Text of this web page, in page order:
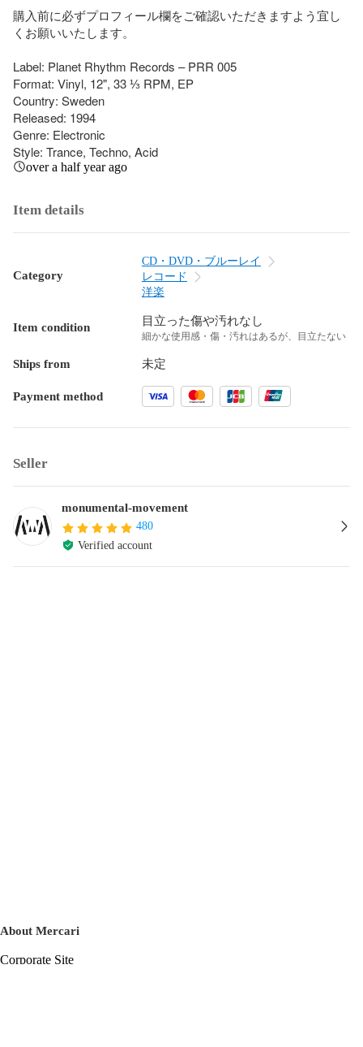
購入前に必ずプロフィール欄をご確認いただきますよう宜し
くお願いいたします。
Label: Planet Rhythm Records – PRR 005
Format: Vinyl, 12", 33 ⅓ RPM, EP
Country: Sweden
Released: 1994
Genre: Electronic
Style: Trance, Techno, Acid
over a half year ago
Item details
Category
CD・DVD・ブルーレイ
レコード
洋楽
Item condition 目立った傷や汚れなし
細かな使用感・傷・汚れはあるが、目立たない
Ships from 未定
Payment method
Seller
monumental-movement
480
Verified account
About Mercari
Corporate Site